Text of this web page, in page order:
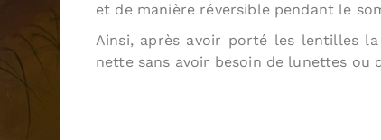
et de manière réversible pendant le
Ainsi, après avoir porté les lentilles
nette sans avoir besoin de lunettes ou